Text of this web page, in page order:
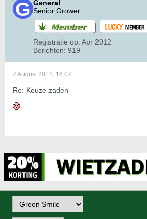
General
Senior Grower
Registratie op: Apr 2012
Berichten: 919
7 August 2012, 16:07
Re: Keuze zaden